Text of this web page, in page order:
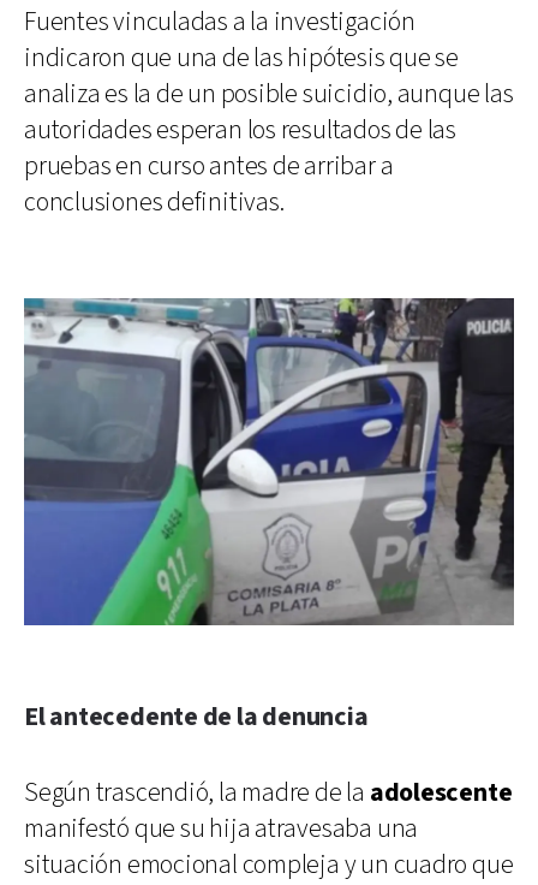
Fuentes vinculadas a la investigación
indicaron que una de las hipótesis que se
analiza es la de un posible suicidio, aunque las
autoridades esperan los resultados de las
pruebas en curso antes de arribar a
conclusiones definitivas.
El antecedente de la denuncia
Según trascendió, la madre de la adolescente
manifestó que su hija atravesaba una
situación emocional compleja y un cuadro que